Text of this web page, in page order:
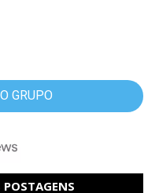
GRUPO